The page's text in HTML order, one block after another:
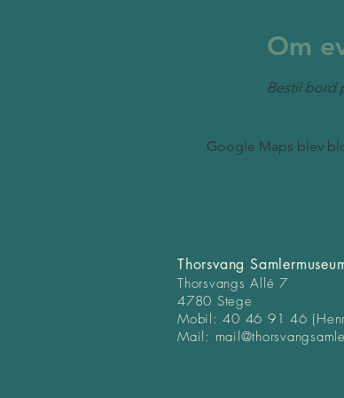
Om
Bestil bord
Google Maps blev
Thorsvang
Thorsvangs Allé 7
4780 Stege
Mobil: 40 46 91 46
Mail: